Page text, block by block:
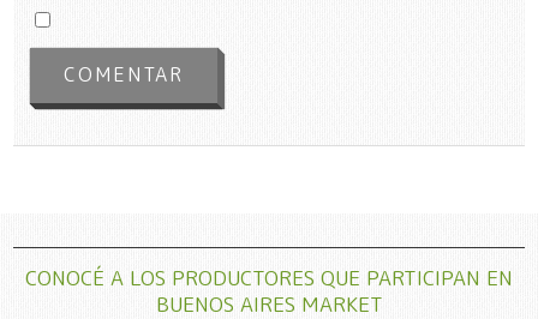
CONOCÉ A LOS PRODUCTORES QUE PARTICIPAN EN
BUENOS AIRES MARKET